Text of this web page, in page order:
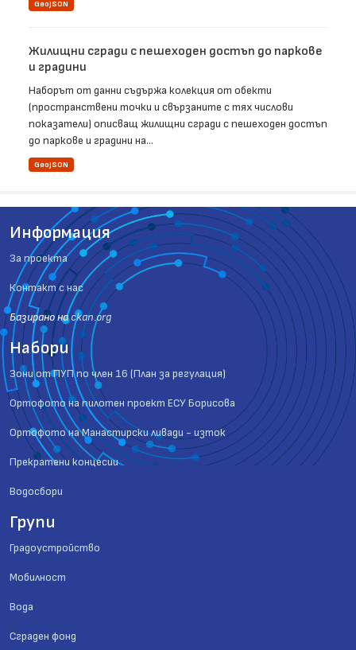
GeoJSON
Жилищни сгради с пешеходен достъп до паркове
и градини
Наборът от данни съдържа колекция от обекти
(пространствени точки и свързаните с тях числови
показатели) описващ жилищни сгради с пешеходен достъп
до паркове и градини на...
GeoJSON
Информация
За проекта
Контакт с нас
Базиранo наckan.org
Набори
Зони от ПУП по член 16 (План за регулация)
Ортофото на пилотен проект ЕСУ Борисова
Ортофото на Манастирски ливади - изток
Прекратени концесии
Водосбори
Групи
Градоустройство
Мобилност
Вода
Сграден фонд